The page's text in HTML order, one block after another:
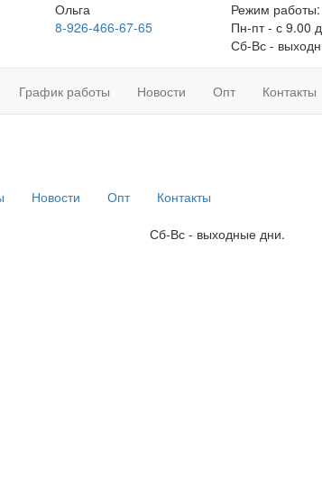
Ольга
8-926-466-67-65
Режим работы:
Пн-пт - с 9.00
Сб-Вс -
График работы Новости Опт Контакты
Новости Опт Контакты
Сб-Вс - выходные дни.